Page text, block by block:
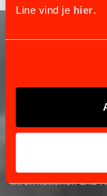
Line vind je hier.
Informationen und